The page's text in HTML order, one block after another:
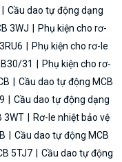
Cầu dao tự động dạng
3WJ
Phụ kiện cho rơ-
Phụ kiện cho rơ-le
31
Phụ kiện cho rơ-
Cầu dao tự động MCB
Cầu dao tự động dạng
3WT
Rơ-le nhiệt bảo vệ
Cầu dao tự động MCB
5TJ7
Cầu dao tự động